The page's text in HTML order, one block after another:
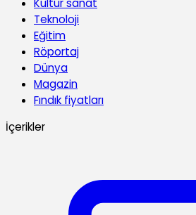
Teknoloji
Eğitim
Röportaj
Dünya
Magazin
Fındık fiyatları
İçerikler